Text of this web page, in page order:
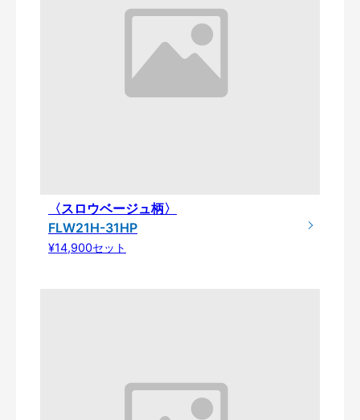
〈スロウベージュ柄〉
FLW21H-31HP
¥14,900セット